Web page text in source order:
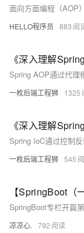
HELLO程序员 883
《深入理解
一枚后端工程狮 1325
《深入理解
一枚后端工程狮 545
凉凉心. 792